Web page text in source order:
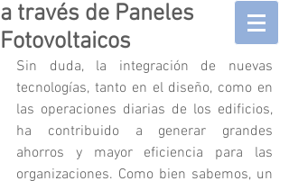
a través de Paneles
Fotovoltaicos
Sin duda, la integración de nuevas
tecnologías, tanto en el diseño, como en
las operaciones diarias de los edificios,
ha contribuido a generar grandes
ahorros y mayor eficiencia para las
organizaciones. Como bien sabemos, un